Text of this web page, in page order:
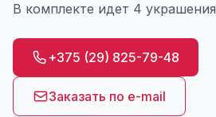
В комплекте идет 4
+375 (29) 825-79-48
Заказать по e-mail